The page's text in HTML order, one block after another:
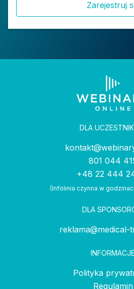
Zarejestruj
DLA
801 044
+48 22 444
(Infolinia czynna w
DLA
reklama@medical-
INFORMACJE
Polityka
Regulamin